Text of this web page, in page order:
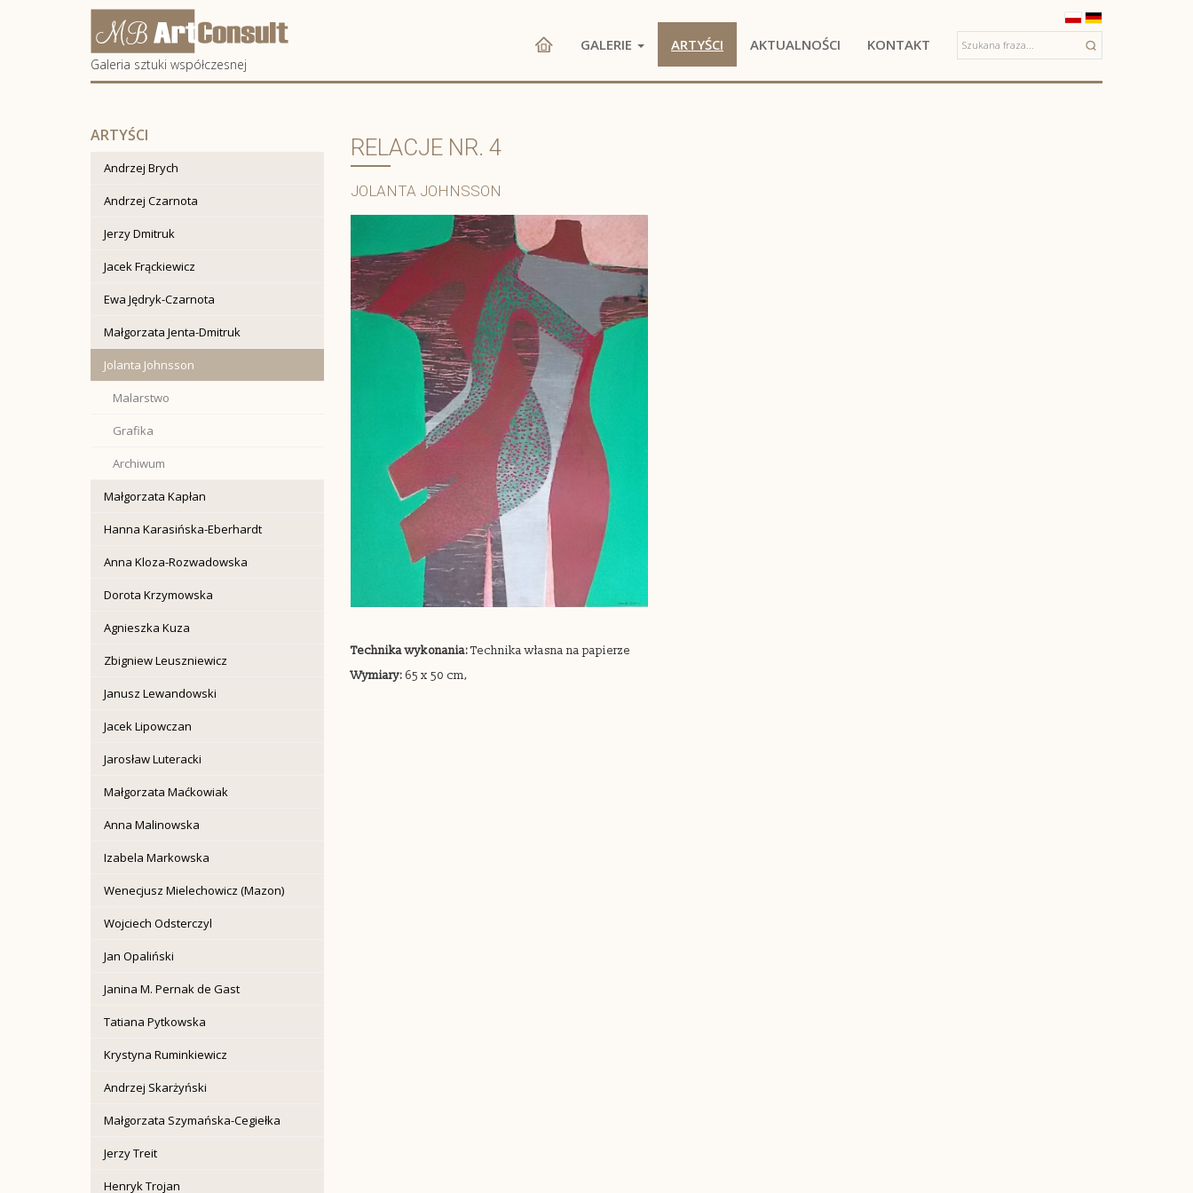
Artconsult
Galeria sztuki współczesnej
GALERIE ARTYŚCI AKTUALNOŚCI KONTAKT
ARTYŚCI
Andrzej Brych
Andrzej Czarnota
Jerzy Dmitruk
Jacek Frąckiewicz
Ewa Jędryk-Czarnota
Małgorzata Jenta-Dmitruk
Jolanta Johnsson
Malarstwo
Grafika
Archiwum
Małgorzata Kapłan
Hanna Karasińska-Eberhardt
Anna Kloza-Rozwadowska
Dorota Krzymowska
Agnieszka Kuza
Zbigniew Leuszniewicz
Janusz Lewandowski
Jacek Lipowczan
Jarosław Luteracki
Małgorzata Maćkowiak
Anna Malinowska
Izabela Markowska
Wenecjusz Mielechowicz (Mazon)
Wojciech Odsterczyl
Jan Opaliński
Janina M. Pernak de Gast
Tatiana Pytkowska
Krystyna Ruminkiewicz
Andrzej Skarżyński
Małgorzata Szymańska-Cegiełka
Jerzy Treit
Henryk Trojan
RELACJE NR. 4
JOLANTA JOHNSSON
Technika wykonania:Technika własna na papierze
Wymiary: 65 x 50 cm,